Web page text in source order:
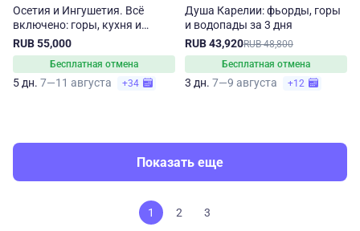
Осетия и Ингушетия. Всё
включено: горы, кухня и
танцы
RUB 55,000
Бесплатная отмена
5 дн. 7—11 августа +34
Душа Карелии: фьорды, горы
и водопады за 3 дня
RUB 43,920RUB 48,800
Бесплатная отмена
3 дн. 7—9 августа +12
Показать еще
1 2 3